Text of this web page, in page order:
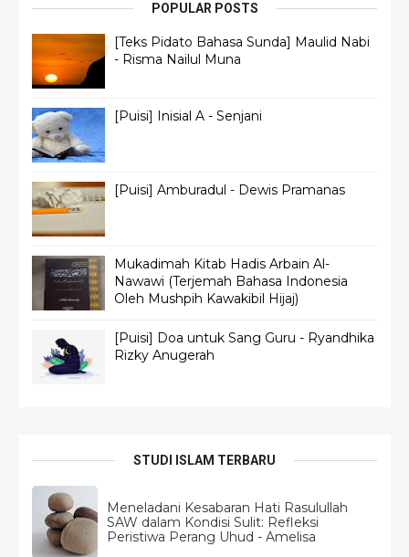
POPULAR POSTS
[Teks Pidato Bahasa Sunda] Maulid Nabi
- Risma Nailul Muna
[Puisi] Inisial A - Senjani
[Puisi] Amburadul - Dewis Pramanas
Mukadimah Kitab Hadis Arbain Al-
Nawawi (Terjemah Bahasa Indonesia
Oleh Mushpih Kawakibil Hijaj)
[Puisi] Doa untuk Sang Guru - Ryandhika
Rizky Anugerah
STUDI ISLAM TERBARU
Meneladani Kesabaran Hati Rasulullah
SAW dalam Kondisi Sulit: Refleksi
Peristiwa Perang Uhud - Amelisa